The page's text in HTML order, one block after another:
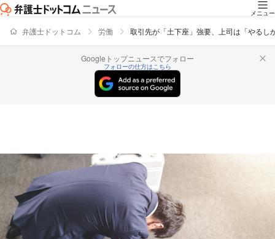
メニュー
弁護士ドットコム 労働 取引先が「土下座」強要、上司は「やる
Googleトップニュースでフォロー
フォローの仕方はこちら